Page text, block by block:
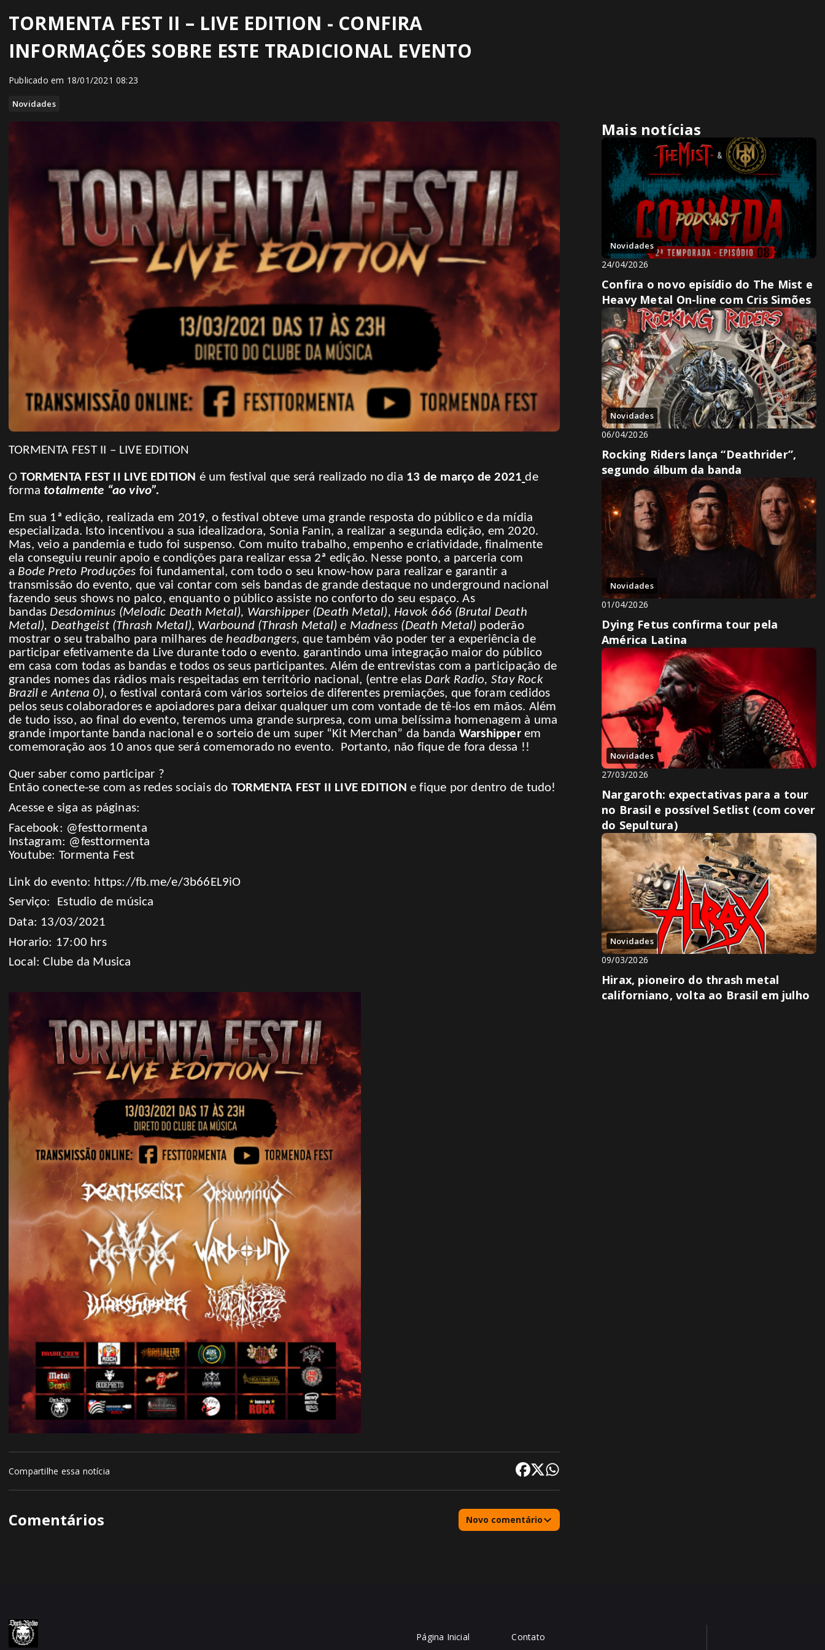
TORMENTA FEST II – LIVE EDITION - CONFIRA
INFORMAÇÕES SOBRE ESTE TRADICIONAL EVENTO
Publicado em 18/01/2021 08:23
Novidades
TORMENTA FEST II – LIVE EDITION
OTORMENTA FEST II LIVE EDITION é um festival que será realizado no dia 13 de março de 2021 de
formatotalmente “ao vivo”.
Em sua 1ª edição, realizada em 2019, o festival obteve uma grande resposta do público e da mídia
especializada. Isto incentivou a sua idealizadora, Sonia Fanin, a realizar a segunda edição, em 2020.
Mas, veio a pandemia e tudo foi suspenso. Com muito trabalho, empenho e criatividade, finalmente
ela conseguiu reunir apoio e condições para realizar essa 2ª edição. Nesse ponto, a parceria com
a Bode Preto Produções foi fundamental, com todo o seu know-how para realizar e garantir a
transmissão do evento, que vai contar com seis bandas de grande destaque no underground nacional
fazendo seus shows no palco, enquanto o público assiste no conforto do seu espaço. As
bandas Desdominus (Melodic Death Metal), Warshipper (Death Metal), Havok 666 (Brutal Death
Metal), Deathgeist (Thrash Metal), Warbound (Thrash Metal) e Madness (Death Metal) poderão
mostrar o seu trabalho para milhares deheadbangers, que também vão poder ter a experiência de
participar efetivamente da Live durante todo o evento. garantindo uma integração maior do público
em casa com todas as bandas e todos os seus participantes. Além de entrevistas com a participação de
grandes nomes das rádios mais respeitadas em território nacional, (entre elas Dark Radio, Stay Rock
Brazil e Antena 0), o festival contará com vários sorteios de diferentes premiações, que foram cedidos
pelos seus colaboradores e apoiadores para deixar qualquer um com vontade de tê-los em mãos. Além
de tudo isso, ao final do evento, teremos uma grande surpresa, com uma belíssima homenagem à uma
grande importante banda nacional e o sorteio de um super “Kit Merchan” da banda Warshipperem
comemoração aos 10 anos que será comemorado no evento. Portanto, não fique de fora dessa !!
Quer saber como participar ?
Então conecte-se com as redes sociais do TORMENTA FEST II LIVE EDITION e fique por dentro de tudo!
Acesse e siga as páginas:
Facebook: @festtormenta
Instagram: @festtormenta
Youtube: Tormenta Fest
Link do evento: https://fb.me/e/3b66EL9iO
Serviço: Estudio de música
Data: 13/03/2021
Horario: 17:00 hrs
Local: Clube da Musica
Compartilhe essa notícia
Comentários Novo comentário
Mais notícias
Novidades
24/04/2026
Confira o novo episídio do The Mist e
Heavy Metal On-line com Cris Simões
Novidades
06/04/2026
Rocking Riders lança “Deathrider”,
segundo álbum da banda
Novidades
01/04/2026
Dying Fetus confirma tour pela
América Latina
Novidades
27/03/2026
Nargaroth: expectativas para a tour
no Brasil e possível Setlist (com cover
do Sepultura)
Novidades
09/03/2026
Hirax, pioneiro do thrash metal
californiano, volta ao Brasil em julho
Página Inicial Contato